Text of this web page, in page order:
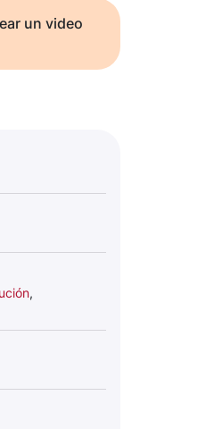
un video
,